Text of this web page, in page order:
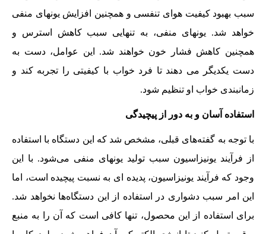
سبب بهبود کیفیت هوای تنفسی و همچنین افزایش یونهای منفی
خواهد شد. یونهای منفی، به تنهایی سبب کاهش استرس و
همچنین کاهش فشار خون خواهند شد. این عوامل، دست به
دست یکدیگر می دهند تا فرد خواب با کیفیتی را تجربه کند و
زمانبندی خواب او تنظیم شود.
استفاده آسان و به دور از پیچیدگی
با توجه به گفته‌های قبلی، مشخص شد که این دستگاه با استفاده
از فرآیند یونیزاسیون سبب تولید یونهای منفی می‌شود. با این
وجود که فرآیند یونیزاسیون، پدیده ای به نسبت پیچیده است، اما
این امر سبب دشواری در استفاده از این دستگاه‌ها نخواهد شد.
برای استفاده از این محصول، تنها کافی است که آن را به منبع